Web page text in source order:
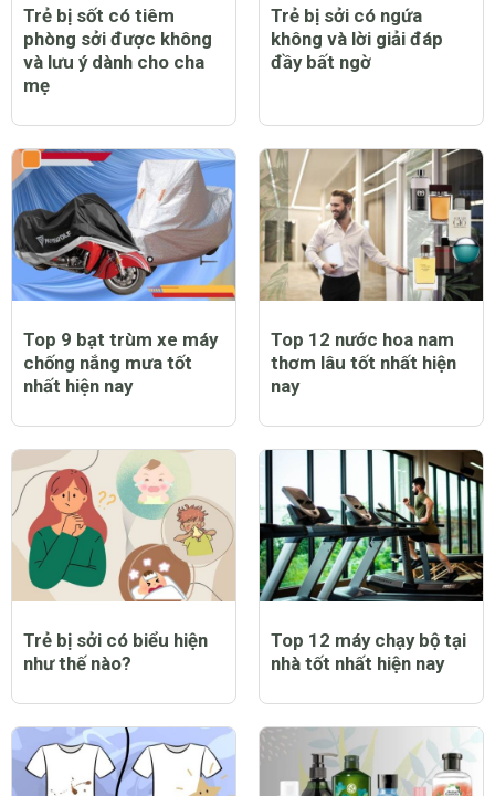
Trẻ bị sốt có tiêm
phòng sởi được không
và lưu ý dành cho cha
mẹ
Trẻ bị sởi có ngứa
không và lời giải đáp
đầy bất ngờ
Top 9 bạt trùm xe máy
chống nắng mưa tốt
nhất hiện nay
Top 12 nước hoa nam
thơm lâu tốt nhất hiện
nay
Trẻ bị sởi có biểu hiện
như thế nào?
Top 12 máy chạy bộ tại
nhà tốt nhất hiện nay